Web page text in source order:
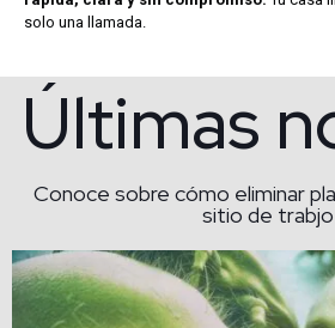
solo una llamada.
Últimas
Conoce sobre cómo eliminar
sitio de trabjo